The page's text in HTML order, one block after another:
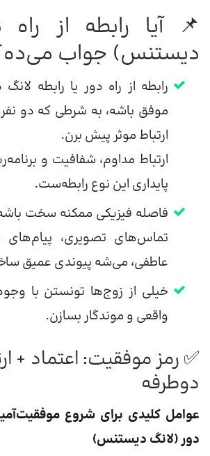
📌 آیا رابطه از
دیستنس) جواب
رابطه از راه دور یا رابطه
موفق باشه، به شرطی که دو نفر
ارتباط موثر پیش برن.
ارتباط مداوم، شفافیت و
پایداری این نوع رابطه‌ست.
فاصله فیزیکی ممکنه سخت باشه،
تماس‌های تصویری، پیام‌های
عاطفی، می‌شه پیوندی عمیق
خیلی از زوج‌ها تونستن با
واقعی و موندگار بسازن.
✅ رمز موفقیت: اعتماد +
دوطرفه
عوامل کلیدی برای شروع
دور (لانگ دیستنس)